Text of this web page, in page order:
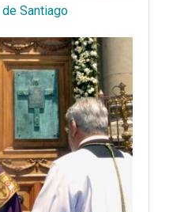
Santiago